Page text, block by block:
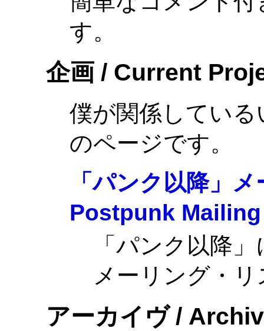
す。
企画 / Current
僕が関係してい
のページです。
「パンク以降」
Postpunk
「パンク以降
メーリング・
アーカイヴ /